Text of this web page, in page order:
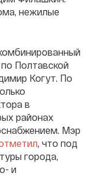
нежилые
Полтавской
Когут. По
в
районах
Мэр
, что под
города,
и